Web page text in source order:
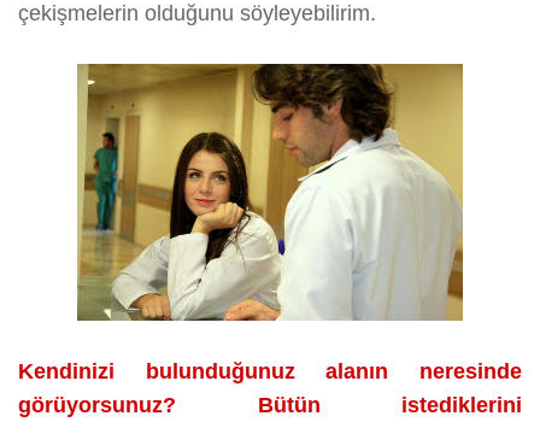
çekişmelerin olduğunu söyleyebilirim.
Kendinizi bulunduğunuz alanın neresinde
görüyorsunuz? Bütün istediklerini